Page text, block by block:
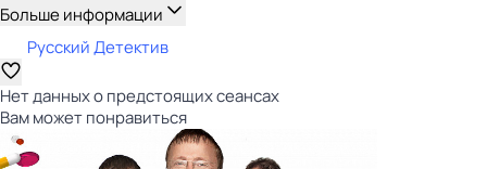
Больше информации
Русский Детектив
Нет данных о предстоящих сеансах
Вам может понравиться